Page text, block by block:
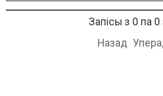
Запісы з 0 па 0
Назад